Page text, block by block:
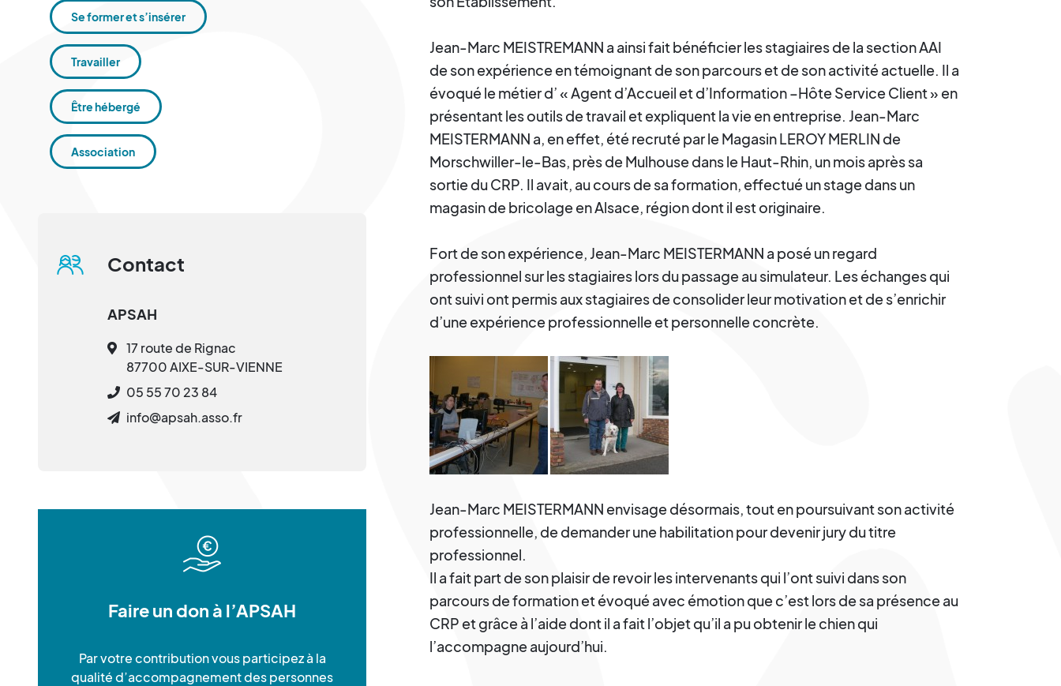
Jean-Marc MEISTREMANN a ainsi fait bénéficier les stagiaires de la section AAI
de son expérience en témoignant de son parcours et de son activité actuelle. Il a
évoqué le métier d’ « Agent d’Accueil et d’Information –Hôte Service Client » en
présentant les outils de travail et expliquent la vie en entreprise. Jean-Marc
MEISTERMANN a, en effet, été recruté par le Magasin LEROY MERLIN de
Morschwiller-le-Bas, près de Mulhouse dans le Haut-Rhin, un mois après sa
sortie du CRP. Il avait, au cours de sa formation, effectué un stage dans un
magasin de bricolage en Alsace, région dont il est originaire.
Fort de son expérience, Jean-Marc MEISTERMANN a posé un regard
professionnel sur les stagiaires lors du passage au simulateur. Les échanges qui
ont suivi ont permis aux stagiaires de consolider leur motivation et de s’enrichir
d’une expérience professionnelle et personnelle concrète.
Jean-Marc MEISTERMANN envisage désormais, tout en poursuivant son activité
professionnelle, de demander une habilitation pour devenir jury du titre
professionnel.
Il a fait part de son plaisir de revoir les intervenants qui l’ont suivi dans son
parcours de formation et évoqué avec émotion que c’est lors de sa présence au
CRP et grâce à l’aide dont il a fait l’objet qu’il a pu obtenir le chien qui
l’accompagne aujourd’hui.
Se former et s’insérer
Travailler
Être hébergé
Association
Contact
APSAH
17 route de Rignac
87700 AIXE-SUR-VIENNE
05 55 70 23 84
info@apsah.asso.fr
Faire un don à l’APSAH
Par votre contribution vous participez à la
qualité d’accompagnement des personnes